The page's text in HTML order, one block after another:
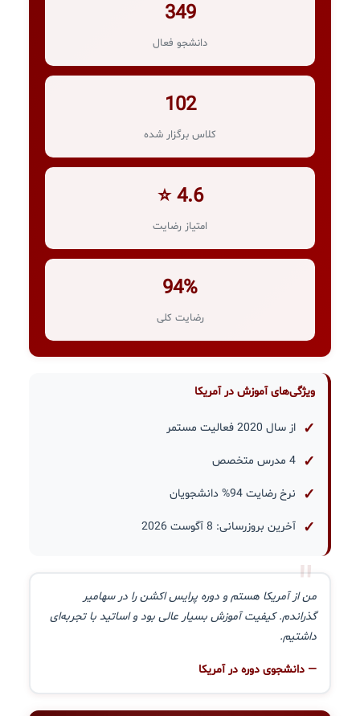
349
دانشجو فعال
102
کلاس برگزار شده
4.6 ⭐
امتیاز رضایت
94%
رضایت کلی
ویژگی‌های آموزش در آمریکا
از سال 2020 فعالیت مستمر
4 مدرس متخصص
نرخ رضایت 94% دانشجویان
آخرین بروزرسانی: 8 آگوست 2026
"
من از آمریکا هستم و دوره پرایس اکشن را در سهامیر
گذراندم. کیفیت آموزش بسیار عالی بود و اساتید با تجربه‌ای
داشتیم.
— دانشجوی دوره در آمریکا